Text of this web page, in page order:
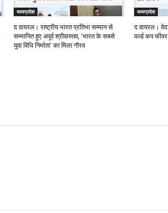
मध्यप्रदेश
द वायरल। राष्ट्रीय भारत प्रतिभा सम्मान से
सम्मानित हुए अपूर्व श्रीवास्तव, ‘भारत के सबसे
युवा विधि निर्माता’ का मिला गौरव
मध्यप्रदेश
द वायरल।
वर्ल्ड कप